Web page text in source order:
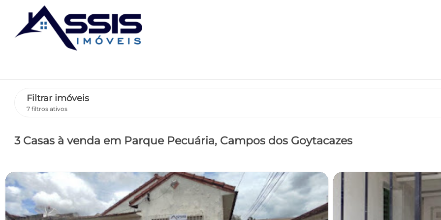
Filtrar imóveis
7 filtros ativos
3 Casas à venda em Parque Pecuária, Campos dos Goytacazes